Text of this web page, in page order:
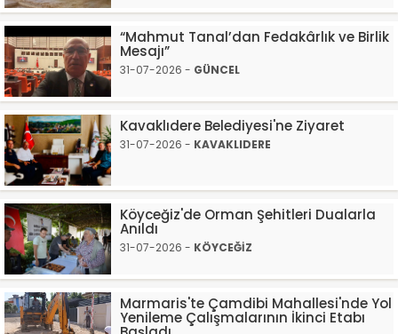
“Mahmut Tanal’dan Fedakârlık ve Birlik
Mesajı”
31-07-2026 - GÜNCEL
Kavaklıdere Belediyesi'ne Ziyaret
31-07-2026 - KAVAKLIDERE
Köyceğiz'de Orman Şehitleri Dualarla
Anıldı
31-07-2026 - KÖYCEĞİZ
Marmaris'te Çamdibi Mahallesi'nde Yol
Yenileme Çalışmalarının İkinci Etabı